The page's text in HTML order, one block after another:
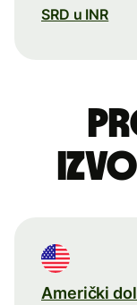
SRD u INR
Američki